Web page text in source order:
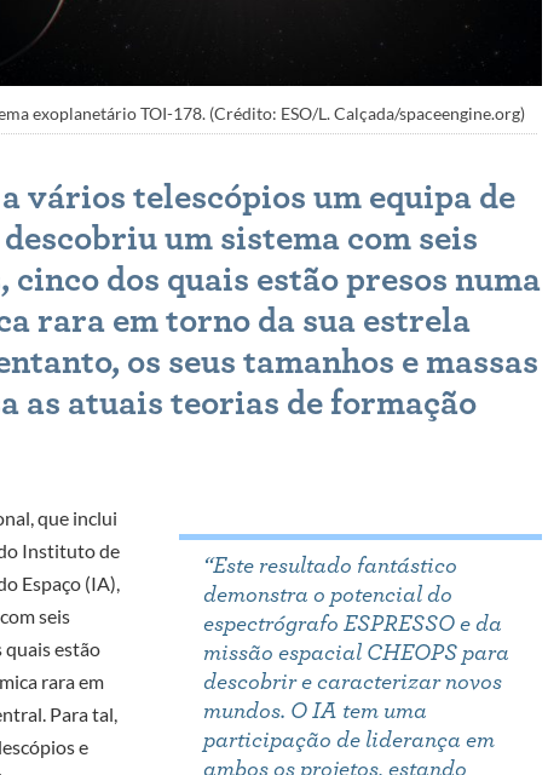
exoplanetário TOI-178. (Crédito: ESO/L. Calçada/spaceengine.org)
vários telescópios um equipa de
um sistema com seis
cinco dos quais estão presos numa
rara em torno da sua estrela
os seus tamanhos e massas
as atuais teorias de formação
“Este resultado fantástico
demonstra o potencial do
espectrógrafo ESPRESSO e da
missão espacial CHEOPS para
descobrir e caracterizar novos
mundos. O IA tem uma
participação de liderança em
ambos os projetos, estando
que inclui
Instituto de
Espaço (IA),
seis
quais estão
rara em
Para tal,
e